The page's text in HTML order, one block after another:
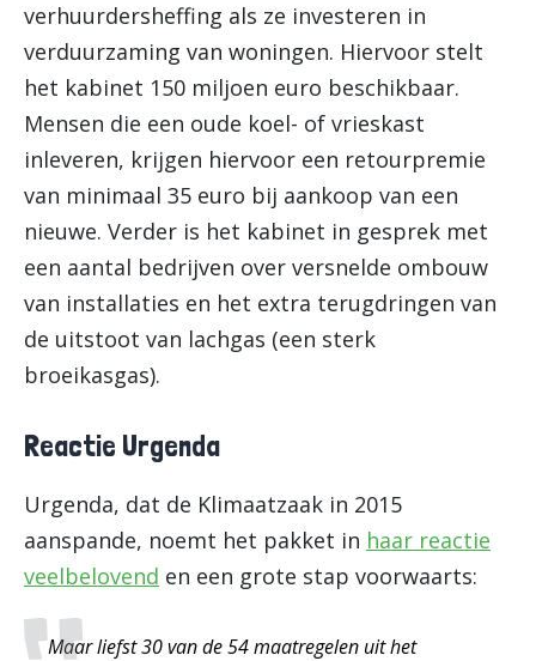
verhuurdersheffing als ze investeren in
verduurzaming van woningen. Hiervoor stelt
het kabinet 150 miljoen euro beschikbaar.
Mensen die een oude koel- of vrieskast
inleveren, krijgen hiervoor een retourpremie
van minimaal 35 euro bij aankoop van een
nieuwe. Verder is het kabinet in gesprek met
een aantal bedrijven over versnelde ombouw
van installaties en het extra terugdringen van
de uitstoot van lachgas (een sterk
broeikasgas).
Reactie Urgenda
Urgenda, dat de Klimaatzaak in 2015
aanspande, noemt het pakket in haar reactie
veelbelovend en een grote stap voorwaarts:
Maar liefst 30 van de 54 maatregelen uit het